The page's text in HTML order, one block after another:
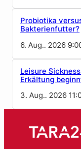
Probiotika
Bakterienfutter?
6. Aug.. 2026
Leisure
Erkältung
3. Aug.. 2026